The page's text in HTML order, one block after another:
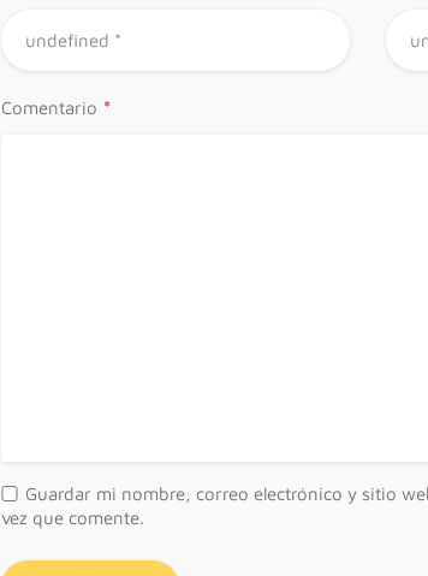
Comentario *
Guardar mi nombre, correo electrónico y sitio
vez que comente.